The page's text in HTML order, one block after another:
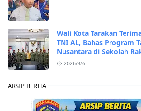
Wali Kota Tarakan
TNI AL, Bahas Program
Nusantara di Sekolah
2026/8/6
ARSIP BERITA